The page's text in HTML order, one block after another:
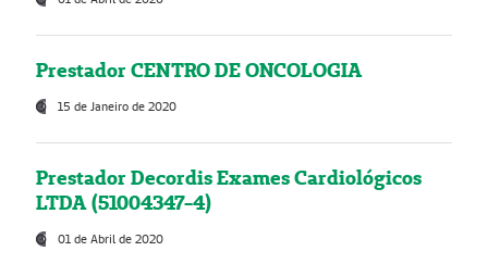
Prestador CENTRO DE ONCOLOGIA
15 de Janeiro de 2020
Prestador Decordis Exames Cardiológicos
LTDA (51004347-4)
01 de Abril de 2020